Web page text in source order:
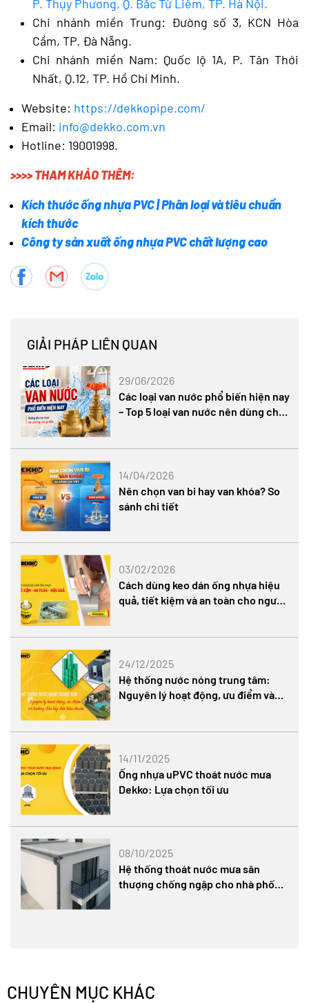
P. Thụy Phương, Q. Bắc Từ Liêm, TP. Hà Nội.
Chi nhánh miền Trung: Đường số 3, KCN Hòa
Cầm, TP. Đà Nẵng.
Chi nhánh miền Nam: Quốc lộ 1A, P. Tân Thới
Nhất, Q.12, TP. Hồ Chí Minh.
Website: https://dekkopipe.com/
Email: info@dekko.com.vn
Hotline: 19001998.
>>>> THAM KHẢO THÊM:
Kích thước ống nhựa PVC | Phân loại và tiêu chuẩn
kích thước
Công ty sản xuất ống nhựa PVC chất lượng cao
GIẢI PHÁP LIÊN QUAN
29/06/2026
Các loại van nước phổ biến hiện nay
– Top 5 loại van nước nên dùng cho
14/04/2026
Nên chọn van bi hay van khóa? So
sánh chi tiết
03/02/2026
Cách dùng keo dán ống nhựa hiệu
quả, tiết kiệm và an toàn cho người
24/12/2025
Hệ thống nước nóng trung tâm:
Nguyên lý hoạt động, ưu điểm và
14/11/2025
Ống nhựa uPVC thoát nước mưa
Dekko: Lựa chọn tối ưu
08/10/2025
Hệ thống thoát nước mưa sân
thượng chống ngập cho nhà phố
CHUYÊN MỤC KHÁC